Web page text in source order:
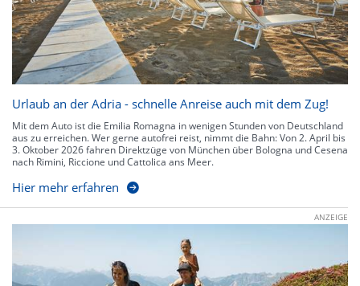
Urlaub an der Adria - schnelle Anreise auch mit dem Zug!
Mit dem Auto ist die Emilia Romagna in wenigen Stunden von Deutschland
aus zu erreichen. Wer gerne autofrei reist, nimmt die Bahn: Von 2. April bis
3. Oktober 2026 fahren Direktzüge von München über Bologna und Cesena
nach Rimini, Riccione und Cattolica ans Meer.
Hier mehr erfahren
ANZEIGE